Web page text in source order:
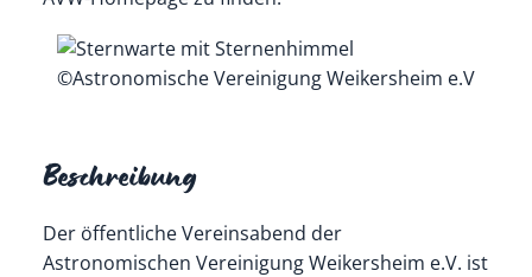
©Astronomische Vereinigung Weikersheim e.V
Beschreibung
Der öffentliche Vereinsabend der
Astronomischen Vereinigung Weikersheim e.V. ist